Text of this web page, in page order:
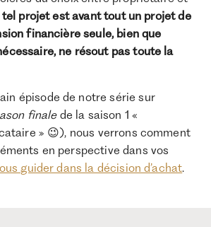
tel projet est avant tout un projet de
financière seule, bien que
ne résout pas toute la
épisode de notre série sur
finalede la saison 1 «
» 😉), nous verrons comment
en perspective dans vos
guider dans la décision d’achat.